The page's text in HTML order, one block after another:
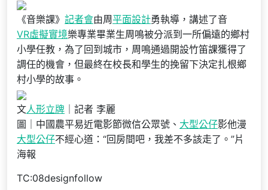
《音樂課》 記者會由周平面設計勇執導，講述了音
VR虛擬實境樂專業畢業生周鳴被分派到一所偏遠的鄉村
小學任教，為了回到城市，周鳴通過開設竹笛課獲得了
調任的機會，但最終在校長和學生的挽留下決定扎根鄉
村小學的故事。
文人形立牌 ｜記者 李麗
圖｜中國農平易近電影節微信公眾號、 大型公仔影他漫
大型公仔不經心道：“回房間吧，我差不多該走了。”片
海報
TC:08designfollow